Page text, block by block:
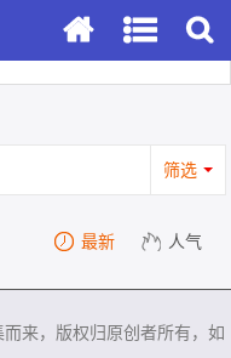
筛选
最新 人气
来，版权归原创者所有，如